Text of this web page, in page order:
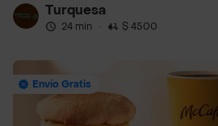
Turquesa
24 min · $ 4500
Envío Gratis